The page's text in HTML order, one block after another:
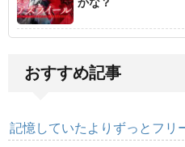
おすすめ記事
記憶していたよりずっとフリ